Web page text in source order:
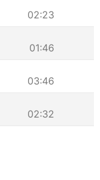
02:23
01:46
03:46
02:32